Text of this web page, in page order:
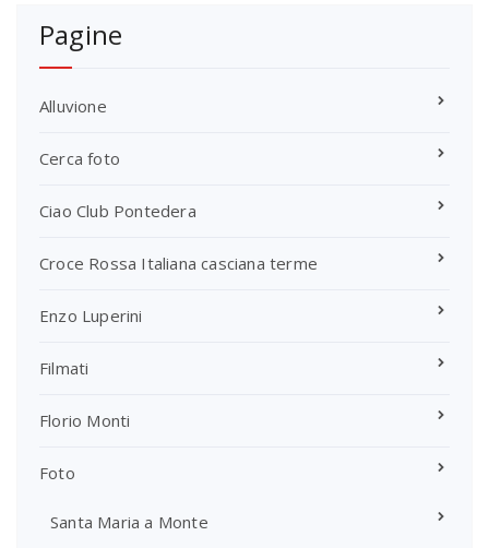
Pagine
Alluvione
Cerca foto
Ciao Club Pontedera
Croce Rossa Italiana casciana terme
Enzo Luperini
Filmati
Florio Monti
Foto
Santa Maria a Monte